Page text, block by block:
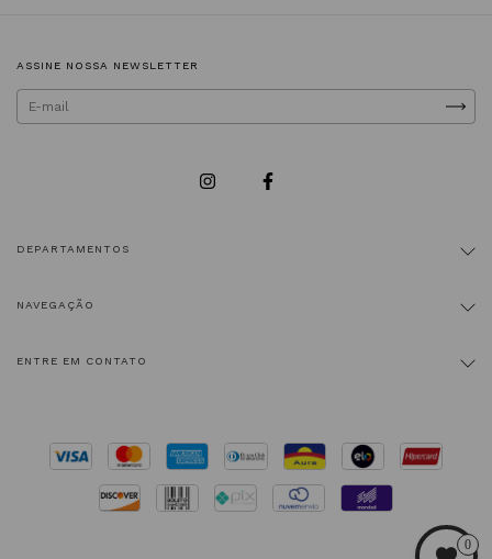
ASSINE NOSSA NEWSLETTER
DEPARTAMENTOS
NAVEGAÇÃO
ENTRE EM CONTATO
0